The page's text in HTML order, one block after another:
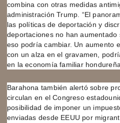
combina con otras medidas
administración Trump. “El
las políticas de deportación y
deportaciones no han
eso podría cambiar. Un aumento
con un alza en el gravamen,
en la economía familiar
Barahona también alertó sobre
circulan en el Congreso
posibilidad de imponer un
enviadas desde EEUU por